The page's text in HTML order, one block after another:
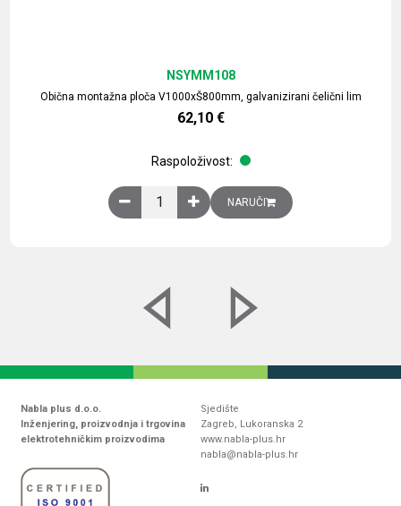
Obična montažna ploča V1000xŠ800mm, galvanizirani čelični lim
NSYMM108
62,10 €
Raspoloživost:
Obična montažna ploča V1000xŠ800mm,
NARUČI
Nabla plus d.o.o.
Inženjering, proizvodnja i trgovina
elektrotehničkim proizvodima
Sjedište
Zagreb, Lukoranska 2
www.nabla-plus.hr
nabla@nabla-plus.hr